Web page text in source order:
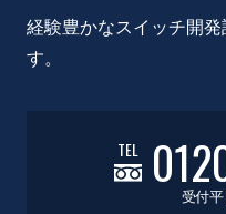
経験豊かなスイッチ開
す。
TEL
受付平